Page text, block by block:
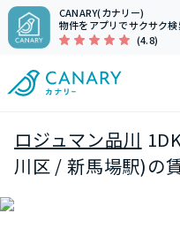
CANARY(カナリー)
物件をアプリでサクサク検
(4.8)
ロジュマン品川
川区 / 新馬場駅)の